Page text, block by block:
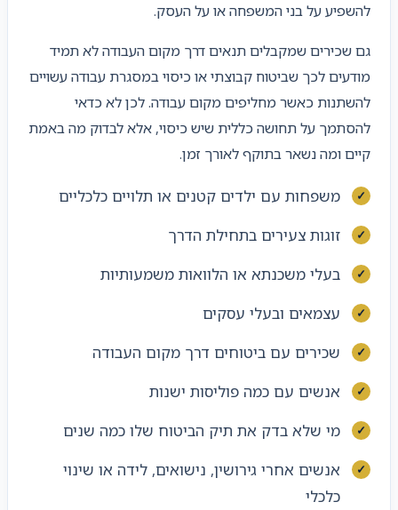
להשפיע על בני המשפחה או על העסק.
גם שכירים שמקבלים תנאים דרך מקום העבודה לא תמיד
מודעים לכך שביטוח קבוצתי או כיסוי במסגרת עבודה עשויים
להשתנות כאשר מחליפים מקום עבודה. לכן לא כדאי
להסתמך על תחושה כללית שיש כיסוי, אלא לבדוק מה באמת
קיים ומה נשאר בתוקף לאורך זמן.
משפחות עם ילדים קטנים או תלויים כלכליים
זוגות צעירים בתחילת הדרך
בעלי משכנתא או הלוואות משמעותיות
עצמאים ובעלי עסקים
שכירים עם ביטוחים דרך מקום העבודה
אנשים עם כמה פוליסות ישנות
מי שלא בדק את תיק הביטוח שלו כמה שנים
אנשים אחרי גירושין, נישואים, לידה או שינוי
כלכלי